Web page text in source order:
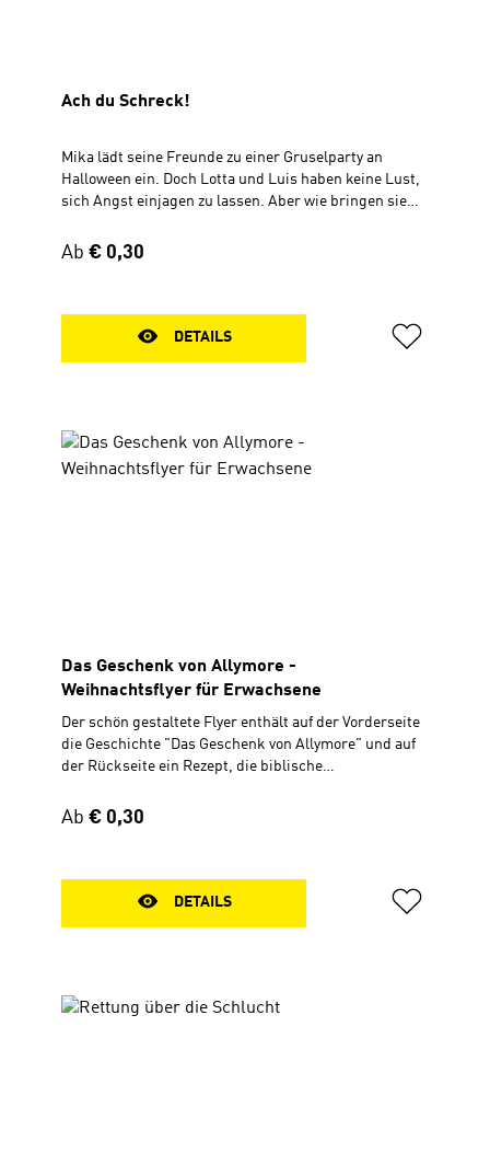
Ach du Schreck!
Mika lädt seine Freunde zu einer Gruselparty an
Halloween ein. Doch Lotta und Luis haben keine Lust,
sich Angst einjagen zu lassen. Aber wie bringen sie
zu gelten? Wimmelflyer mit Text Zum Aufklappen, 30 x
Regulärer Preis:
Ab € 0,30
DETAILS
Das Geschenk von Allymore -
Weihnachtsflyer für Erwachsene
Der schön gestaltete Flyer enthält auf der Vorderseite
die Geschichte "Das Geschenk von Allymore" und auf
der Rückseite ein Rezept, die biblische
Weihnachten klar und ansprechend verpackt.
Verteilflyer mit Text Zum Aufklappen, 30 x 56 cm
Regulärer Preis:
Ab € 0,30
DETAILS